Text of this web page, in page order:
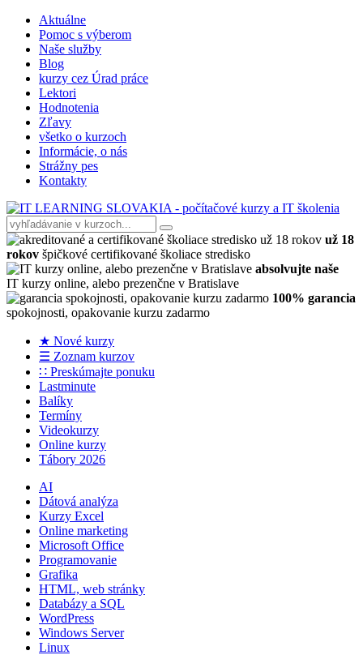
Aktuálne
Pomoc s výberom
Naše služby
Blog
kurzy cez Úrad práce
Lektori
Hodnotenia
Zľavy
všetko o kurzoch
Informácie, o nás
Strážny pes
Kontakty
už 18
rokov špičkové certifikované školiace stredisko
absolvujte naše
IT kurzy online, alebo prezenčne v Bratislave
100% garancia
spokojnosti, opakovanie kurzu zadarmo
★ Nové kurzy
☰ Zoznam kurzov
∷ Preskúmajte ponuku
Lastminute
Balíky
Termíny
Videokurzy
Online kurzy
Tábory 2026
AI
Dátová analýza
Kurzy Excel
Online marketing
Microsoft Office
Programovanie
Grafika
HTML, web stránky
Databázy a SQL
WordPress
Windows Server
Linux